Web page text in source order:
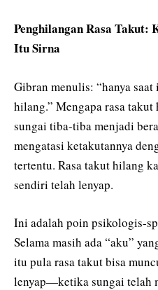
Penghilangan Rasa Takut:
Itu Sirna
Gibran menulis: “hanya
hilang.” Mengapa rasa
sungai tiba-tiba menjadi
mengatasi ketakutannya
tertentu. Rasa takut hilang
sendiri telah lenyap.
Ini adalah poin psikologis-
Selama masih ada “aku”
itu pula rasa takut bisa
lenyap—ketika sungai telah